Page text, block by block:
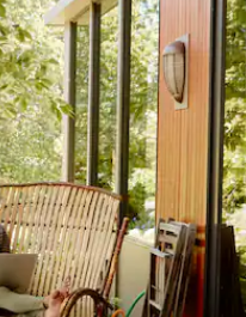
les parcourir ou en appuyant